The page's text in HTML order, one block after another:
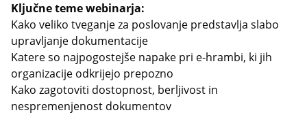
Ključne teme webinarja:
Kako veliko tveganje za poslovanje predstavlja slabo
upravljanje dokumentacije
Katere so najpogostejše napake pri e-hrambi, ki jih
organizacije odkrijejo prepozno
Kako zagotoviti dostopnost, berljivost in
nespremenjenost dokumentov